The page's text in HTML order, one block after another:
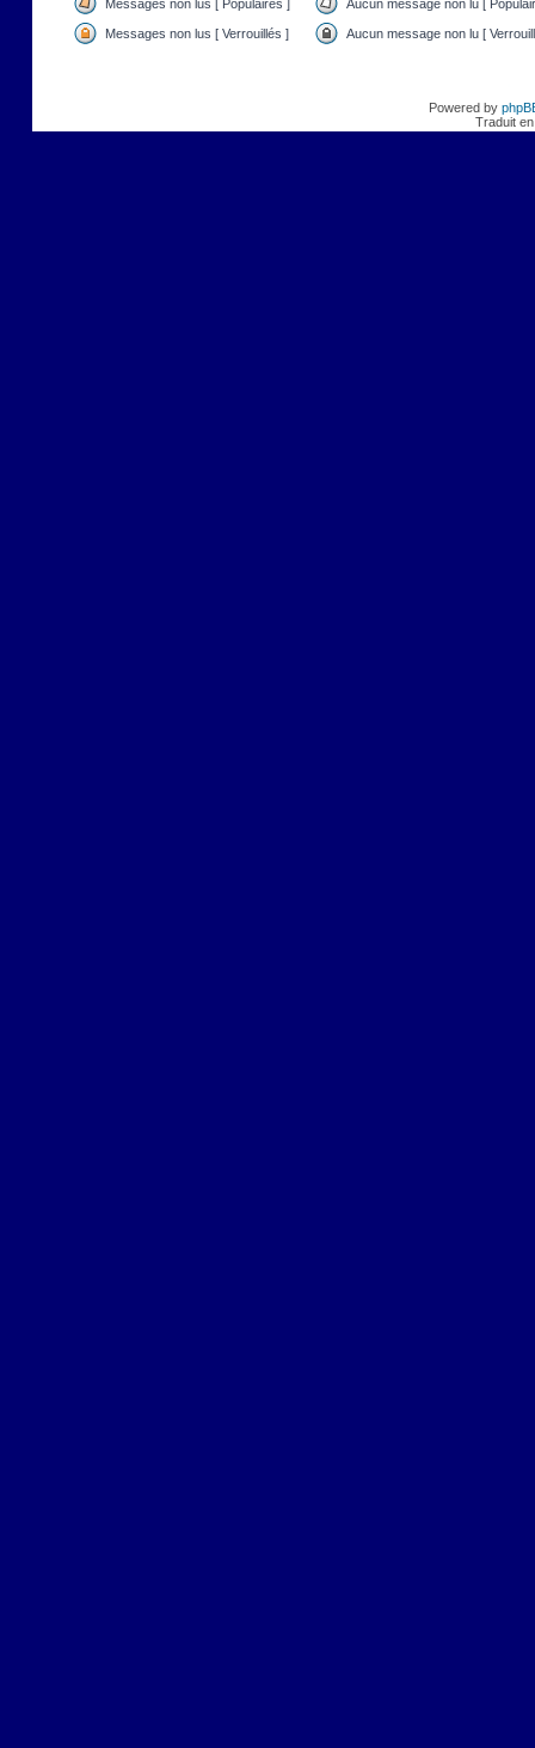
Messages non lus [ Populaires ] Aucun message non lu [
Messages non lus [ Verrouillés ] Aucun message non lu [
Powered by
Traduit